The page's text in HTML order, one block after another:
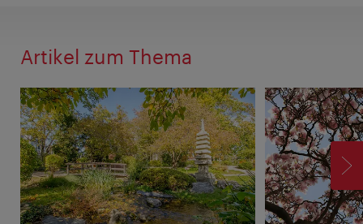
Artikel zum Thema